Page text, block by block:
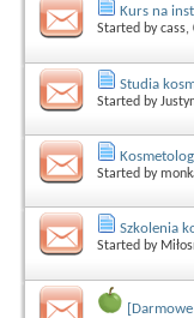
Kurs na
Started bycass,
Studia
Started by
Started by
Szkolenia
Started by